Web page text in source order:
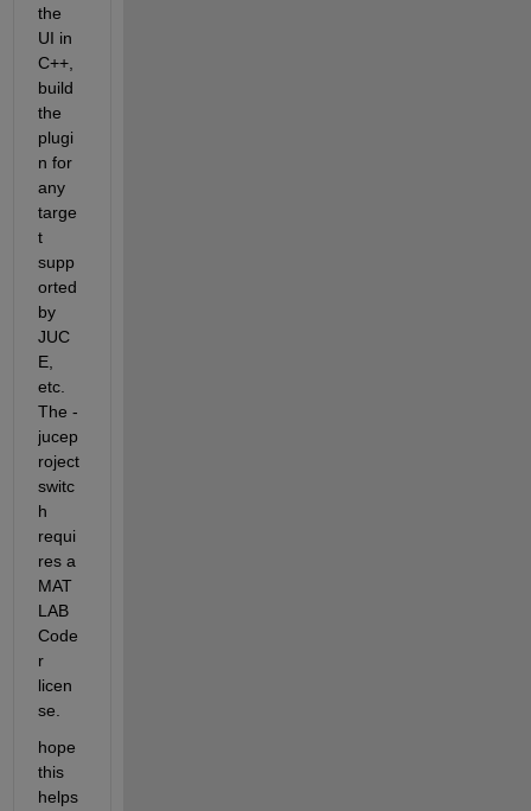
the
UI in
C++,
build
the
plugi
n for
any
targe
t
supp
orted
by
JUC
E,
etc.
The -
jucep
roject
switc
h
requi
res a
MAT
LAB
Code
r
licen
se.
hope
this
helps